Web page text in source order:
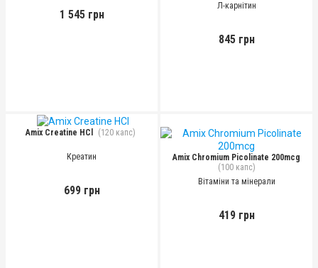
1 545 грн
Л-карнітин
845 грн
Amix Creatine HCl (120 капс)
Креатин
699 грн
Amix Chromium Picolinate 200mcg
(100 капс)
Вітаміни та мінерали
419 грн